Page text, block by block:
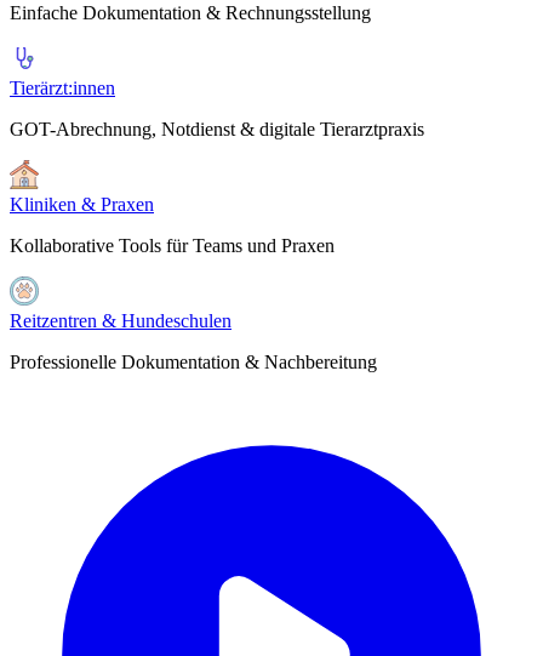
Einfache Dokumentation & Rechnungsstellung
Tierärzt:innen
GOT-Abrechnung, Notdienst & digitale Tierarztpraxis
Kliniken & Praxen
Kollaborative Tools für Teams und Praxen
Reitzentren & Hundeschulen
Professionelle Dokumentation & Nachbereitung